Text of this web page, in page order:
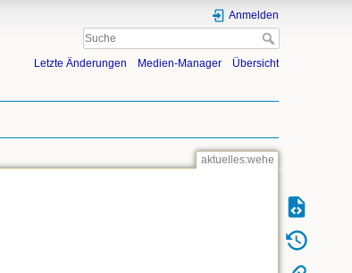
Anmelden
Letzte Änderungen Medien-Manager Übersicht
aktuelles:wehe